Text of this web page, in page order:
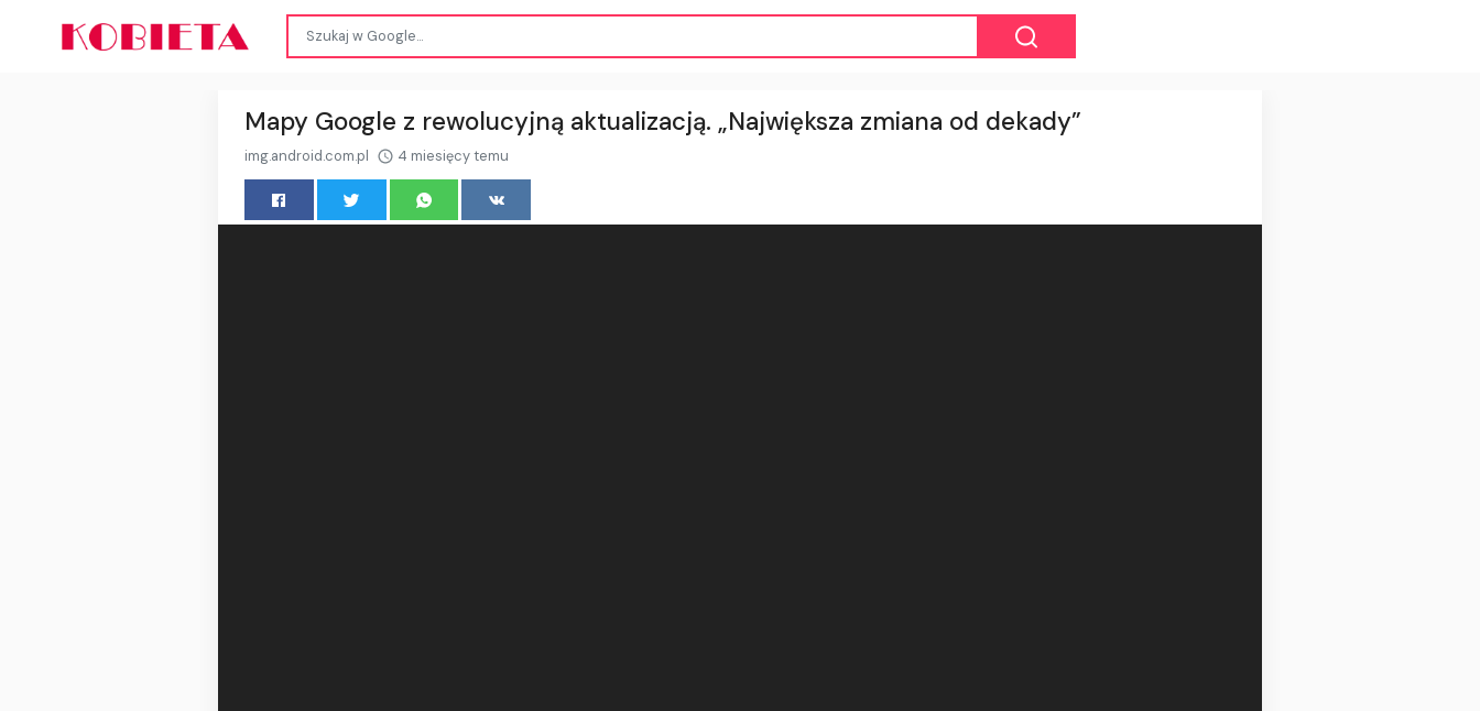
Mapy Google z rewolucyjną aktualizacją. „Największa zmiana od dekady”
img.android.com.pl 4 miesięcy temu